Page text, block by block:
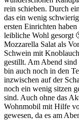
rein schieben. Durch
das ein wenig
ersten Einrichten
leibliche Wohl gesorgt
Mozzarella Salat als
Schwein mit
gestillt. Am Abend
bin auch noch in den
inzwischen auf der
noch ein wenig sitzen
sind. Auch ohne das
Wohnmobil mit Hilfe
gewesen, da es am